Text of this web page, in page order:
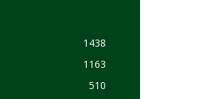
1438
1163
510